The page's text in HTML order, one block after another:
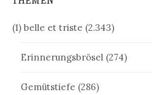
(1) belle et triste (2.343)
Erinnerungsbrösel (274)
Gemütstiefe (286)